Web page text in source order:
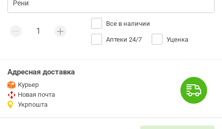
Все в наличии
Аптеки 24/7 Уценка
Адресная доставка
Курьер
Новая почта
Укрпошта